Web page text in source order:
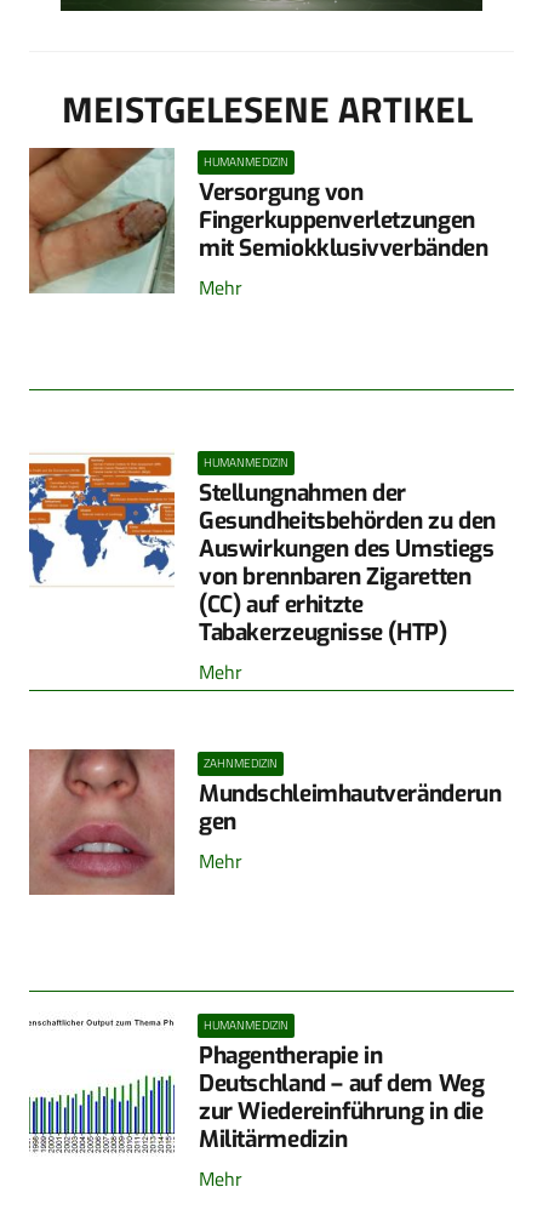
MEISTGELESENE ARTIKEL
HUMANMEDIZIN
Versorgung von
Fingerkuppenverletzungen
mit Semiokklusivverbänden
Mehr
HUMANMEDIZIN
Stellungnahmen der
Gesundheitsbehörden zu den
Auswirkungen des Umstiegs
von brennbaren Zigaretten
(CC) auf erhitzte
Tabakerzeugnisse (HTP)
Mehr
ZAHNMEDIZIN
Mundschleimhautveränderun
gen
Mehr
HUMANMEDIZIN
Phagentherapie in
Deutschland – auf dem Weg
zur Wiedereinführung in die
Militärmedizin
Mehr